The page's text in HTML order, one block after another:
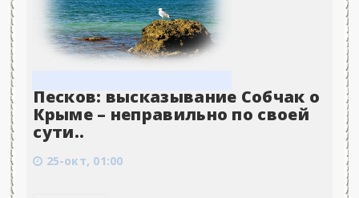
Песков: высказывание Собчак о
Крыме – неправильно по своей
сути..
25-окт, 01:00